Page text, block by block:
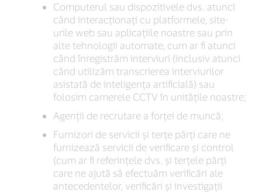
Computerul sau dispozitivele dvs. atunci
când interacționați cu platformele, site-
urile web sau aplicațiile noastre sau prin
alte tehnologii automate, cum ar fi atunci
când înregistrăm interviuri (inclusiv atunci
când utilizăm transcrierea interviurilor
asistată de inteligența artificială) sau
folosim camerele CCTV în unitățile noastre;
Agenții de recrutare a forței de muncă;
Furnizori de servicii și terțe părți care ne
furnizează servicii de verificare și control
(cum ar fi referințele dvs. și terțele părți
care ne ajută să efectuăm verificări ale
antecedentelor, verificări și investigații